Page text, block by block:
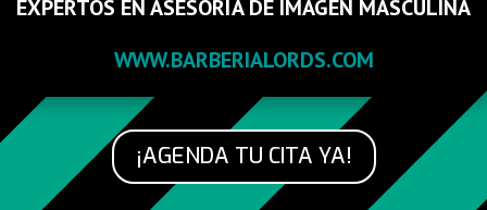
EXPERTOS EN ASESORÍA DE IMAGEN MASCULINA
WWW.BARBERIALORDS.COM
¡AGENDA TU CITA YA!